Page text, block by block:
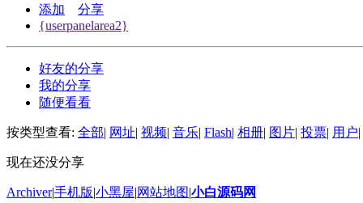
添加
分享
{userpanelarea2}
好友的分享
我的分享
随便看看
按类型查看: 全部 网址 视频 音乐 Flash 相册 图片 投票 用户
现在还没分享
Archiver|手机版 小黑屋 网站地图 小白源码网